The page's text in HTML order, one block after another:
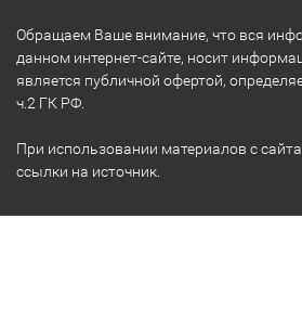
Обращаем Ваше внимание, что вся
данном интернет-сайте, носит
является публичной офертой,
ч.2 ГК РФ.
При использовании материалов с
ссылки на источник.